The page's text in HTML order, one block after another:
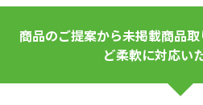
商品のご提案から未掲載商品
ど柔軟に対応い